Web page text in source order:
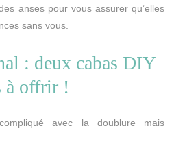
anses pour vous assurer qu’elles
sans vous.
: deux cabas DIY
à offrir !
avec la doublure mais